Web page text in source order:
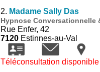
2. Madame Sally Das
Hypnose Conversationnelle
Rue Enfer, 42
7120Estinnes-au-Val
Téléconsultation disponible